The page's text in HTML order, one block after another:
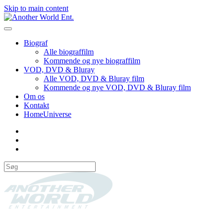
Skip to main content
Biograf
Alle biograffilm
Kommende og nye biograffilm
VOD, DVD & Bluray
Alle VOD, DVD & Bluray film
Kommende og nye VOD, DVD & Bluray film
Om os
Kontakt
HomeUniverse